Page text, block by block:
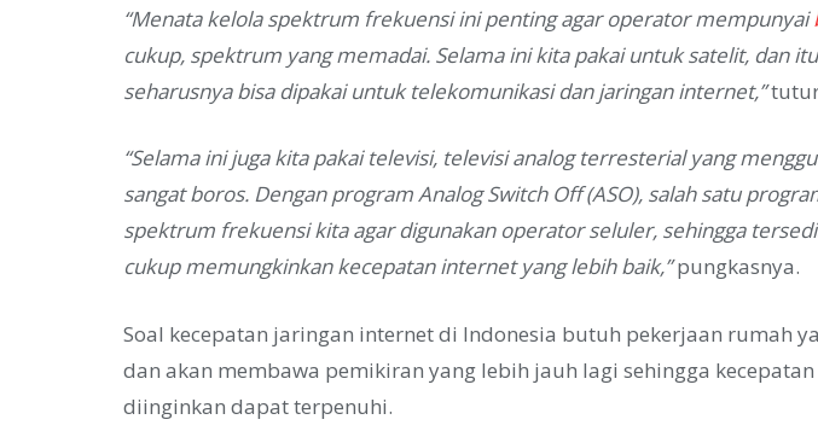
“Menata kelola spektrum frekuensi ini penting agar operator mempunyai
cukup, spektrum yang memadai. Selama ini kita pakai untuk satelit, dan
seharusnya bisa dipakai untuk telekomunikasi dan jaringan internet,”
“Selama ini juga kita pakai televisi, televisi analog terresterial yang
sangat boros. Dengan program Analog Switch Off (ASO), salah satu
spektrum frekuensi kita agar digunakan operator seluler, sehingga
cukup memungkinkan kecepatan internet yang lebih baik,”pungkasnya.
Soal kecepatan jaringan internet di Indonesia butuh pekerjaan rumah
dan akan membawa pemikiran yang lebih jauh lagi sehingga
diinginkan dapat terpenuhi.